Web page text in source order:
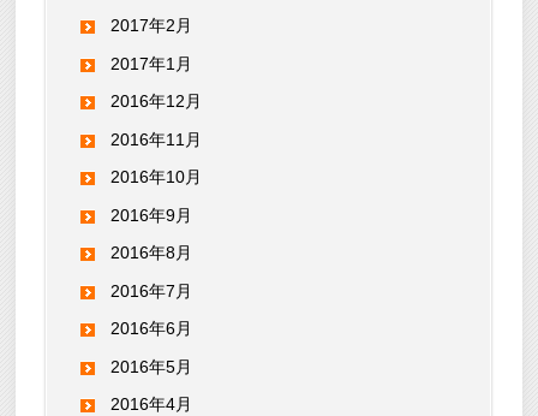
2017年2月
2017年1月
2016年12月
2016年11月
2016年10月
2016年9月
2016年8月
2016年7月
2016年6月
2016年5月
2016年4月